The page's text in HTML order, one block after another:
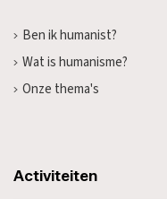
Ben ik humanist?
Wat is humanisme?
Onze thema's
Activiteiten